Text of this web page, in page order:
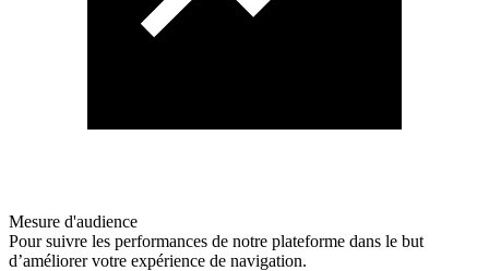
Mesure d'audience
Pour suivre les performances de notre plateforme dans le but
d’améliorer votre expérience de navigation.